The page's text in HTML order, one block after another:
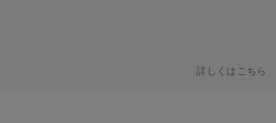
詳しくはこちら